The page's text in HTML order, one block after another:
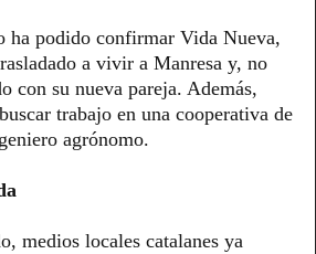
ha podido confirmar Vida Nueva,
a vivir a Manresa y, no
con su nueva pareja. Además,
trabajo en una cooperativa de
agrónomo.
medios locales catalanes ya